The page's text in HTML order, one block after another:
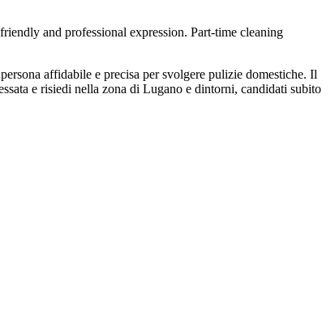
affidabile e precisa per svolgere pulizie domestiche. Il
e risiedi nella zona di Lugano e dintorni, candidati subito